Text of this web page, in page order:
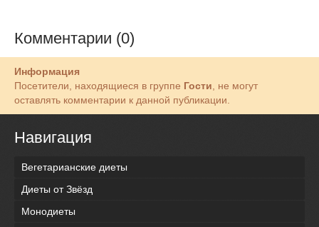
Комментарии (0)
Информация
Посетители, находящиеся в группе Гости , не могут
оставлять комментарии к данной публикации.
Навигация
Вегетарианские диеты
Диеты от Звёзд
Монодиеты